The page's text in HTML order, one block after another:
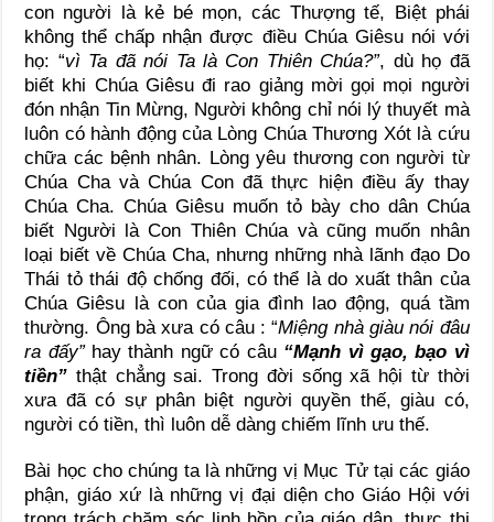
con người là kẻ bé mọn, các Thượng tế, Biệt phái
không thể chấp nhận được điều Chúa Giêsu nói với
họ: “vì Ta đã nói Ta là Con Thiên Chúa?”, dù họ đã
biết khi Chúa Giêsu đi rao giảng mời gọi mọi người
đón nhận Tin Mừng, Người không chỉ nói lý thuyết mà
luôn có hành động của Lòng Chúa Thương Xót là cứu
chữa các bệnh nhân. Lòng yêu thương con người từ
Chúa Cha và Chúa Con đã thực hiện điều ấy thay
Chúa Cha. Chúa Giêsu muốn tỏ bày cho dân Chúa
biết Người là Con Thiên Chúa và cũng muốn nhân
loại biết về Chúa Cha, nhưng những nhà lãnh đạo Do
Thái tỏ thái độ chống đối, có thể là do xuất thân của
Chúa Giêsu là con của gia đình lao động, quá tầm
thường. Ông bà xưa có câu : “Miệng nhà giàu nói đâu
ra đấy” hay thành ngữ có câu “Mạnh vì gạo, bạo vì
tiền” thật chẳng sai. Trong đời sống xã hội từ thời
xưa đã có sự phân biệt người quyền thế, giàu có,
người có tiền, thì luôn dễ dàng chiếm lĩnh ưu thế.
Bài học cho chúng ta là những vị Mục Tử tại các giáo
phận, giáo xứ là những vị đại diện cho Giáo Hội với